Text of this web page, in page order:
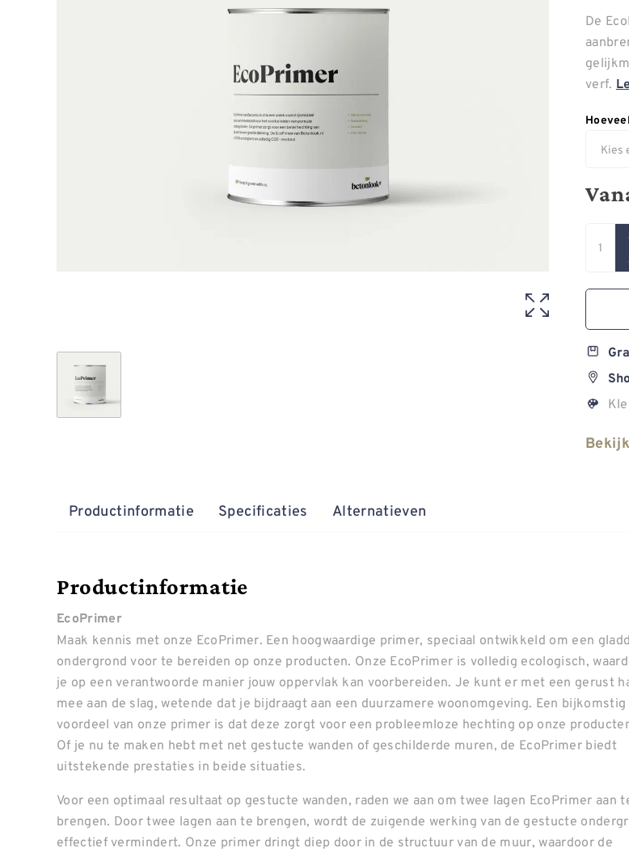
De
verf.
Productinformatie Specificaties Alternatieven
Productinformatie
EcoPrimer
Maak kennis met onze EcoPrimer. Een hoogwaardige primer, speciaal ontwikkeld om een
ondergrond voor te bereiden op onze producten. Onze EcoPrimer is volledig ecologisch,
je op een verantwoorde manier jouw oppervlak kan voorbereiden. Je kunt er met een gerust
mee aan de slag, wetende dat je bijdraagt aan een duurzamere woonomgeving. Een bijkomstig
voordeel van onze primer is dat deze zorgt voor een probleemloze hechting op onze
Of je nu te maken hebt met net gestucte wanden of geschilderde muren, de EcoPrimer biedt
uitstekende prestaties in beide situaties.
Voor een optimaal resultaat op gestucte wanden, raden we aan om twee lagen EcoPrimer aan
brengen. Door twee lagen aan te brengen, wordt de zuigende werking van de gestucte
effectief vermindert. Onze primer dringt diep door in de structuur van de muur, waardoor de